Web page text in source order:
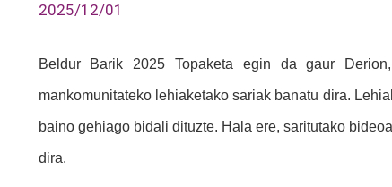
2025/12/01
Beldur Barik 2025 Topaketa egin da gaur
mankomunitateko lehiaketako sariak banatu dira.
baino gehiago bidali dituzte. Hala ere, saritutako
dira.